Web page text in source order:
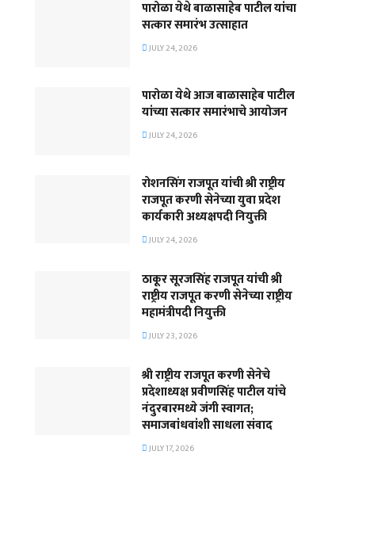
पारोळा येथे बाळासाहेब पाटील यांचा
सत्कार समारंभ उत्साहात
JULY 24, 2026
पारोळा येथे आज बाळासाहेब पाटील
यांच्या सत्कार समारंभाचे आयोजन
JULY 24, 2026
रोशनसिंग राजपूत यांची श्री राष्ट्रीय
राजपूत करणी सेनेच्या युवा प्रदेश
कार्यकारी अध्यक्षपदी नियुक्ती
JULY 24, 2026
ठाकूर सूरजसिंह राजपूत यांची श्री
राष्ट्रीय राजपूत करणी सेनेच्या राष्ट्रीय
महामंत्रीपदी नियुक्ती
JULY 23, 2026
श्री राष्ट्रीय राजपूत करणी सेनेचे
प्रदेशाध्यक्ष प्रवीणसिंह पाटील यांचे
नंदुरबारमध्ये जंगी स्वागत;
समाजबांधवांशी साधला संवाद
JULY 17, 2026